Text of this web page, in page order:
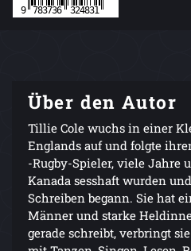
Über den Autor
Tillie Cole wuchs in einer
Englands auf und folgte
-Rugby-Spieler, viele Jahre
Kanada sesshaft wurden
Schreiben begann. Sie hat
Männer und starke
gerade schreibt, verbringt